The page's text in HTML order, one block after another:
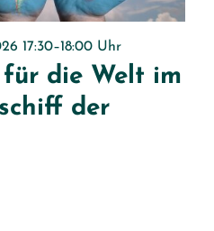
17:30–18:00 Uhr
für die Welt im
der